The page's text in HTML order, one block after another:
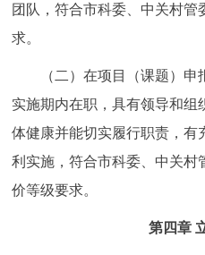
团队，符合市科委、中关村
求。
（二）在项目（课题）申报
实施期内在职，具有领导和组
体健康并能切实履行职责，有
利实施，符合市科委、中关村
价等级要求。
第四章